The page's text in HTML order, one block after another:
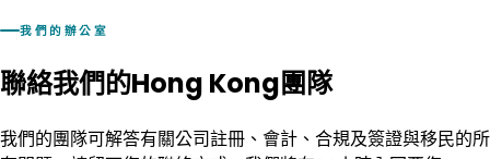
我們的辦公室
聯絡我們的Hong Kong團隊
我們的團隊可解答有關公司註冊、會計、合規及簽證與移民的所